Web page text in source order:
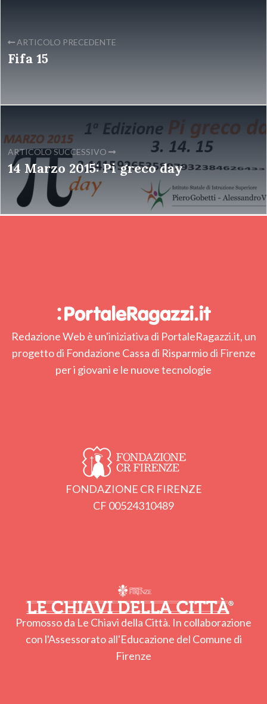
ARTICOLO PRECEDENTE
Fifa 15
ARTICOLO SUCCESSIVO
14 Marzo 2015: Pi greco day
Redazione Web è un'iniziativa di PortaleRagazzi.it, un
progetto di Fondazione Cassa di Risparmio di Firenze
per i giovani e le nuove tecnologie
FONDAZIONE CR FIRENZE
CF 00524310489
Promosso da Le Chiavi della Città. In collaborazione
con l'Assessorato all'Educazione del Comune di
Firenze